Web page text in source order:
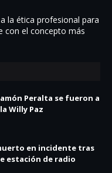
la ética profesional para
con el concepto más
Peralta se fueron a
Willy Paz
en incidente tras
estación de radio